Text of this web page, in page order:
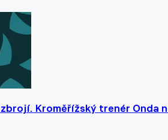
Kroměřížský trenér Onda